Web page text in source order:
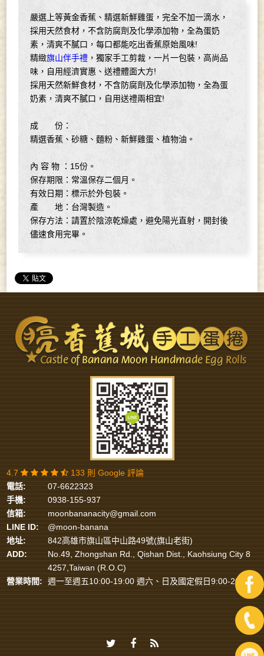
嚴選上等黃金香蕉、精選新鮮雞蛋，完全不加一滴水，
採用天然食材，不含防腐劑及化學添加物，全為蛋奶
素，清爽不膩口，每口都能吃出香蕉原始風味!
精緻旗山伴手禮 ，獨家手工剪裁，一片一包裝，高尚品
味，自用經濟實惠、送禮體面大方!
採用天然新鮮食材，不含防腐劑及化學添加物，全為蛋
奶素，清爽不膩口，自用送禮兩相宜!
成 份：
精選香蕉、砂糖、麵粉、新鮮雞蛋、植物油。
內 容 物 ：15份。
保存期限：常溫保存二個月。
有效日期：標示於外包裝。
產 地：台灣製造。
保存方法：請置於陰涼乾燥處，避免陽光直射，開封後
儘速食用完畢。
4.7
133 則 Google 評論
電話:
07-6622323
手機:
0938-155-937
信箱:
moonbananacity@gmail.com
LINE ID:
@moon-banana
地址:
842高雄市旗山區中山路49號(旗山老街)
ADD:
No.49, Zhongshan Rd., Qishan Dist., Kaohsiung City 8
4257,Taiwan (R.O.C)
營業時間:
週一至週五10:00-19:00 週六、日及國定假日9:00-20:00